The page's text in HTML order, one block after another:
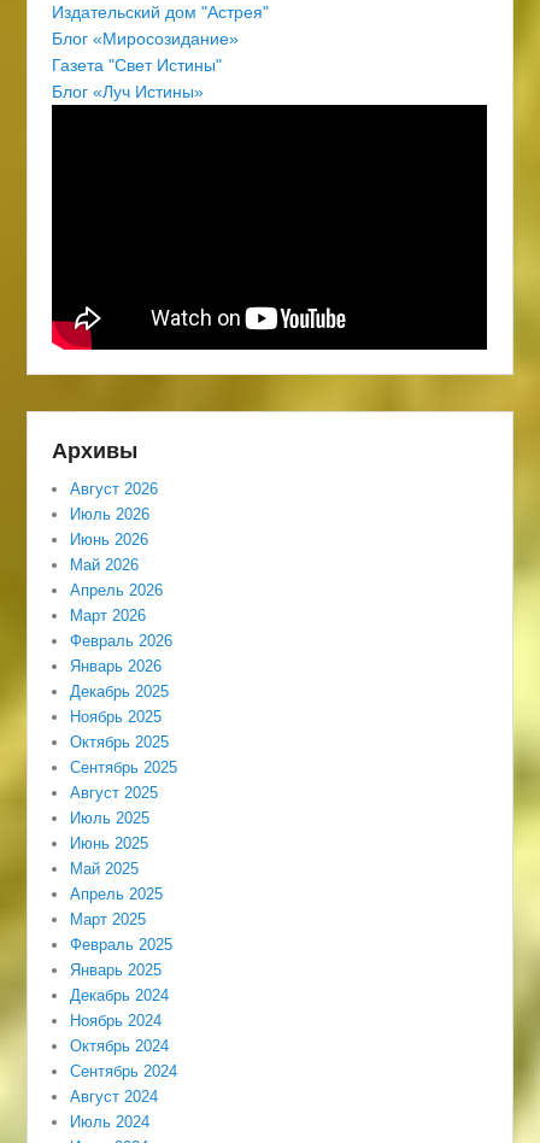
Издательский дом "Астрея"
Блог «Миросозидание»
Газета "Свет Истины"
Блог «Луч Истины»
Архивы
Август 2026
Июль 2026
Июнь 2026
Май 2026
Апрель 2026
Март 2026
Февраль 2026
Январь 2026
Декабрь 2025
Ноябрь 2025
Октябрь 2025
Сентябрь 2025
Август 2025
Июль 2025
Июнь 2025
Май 2025
Апрель 2025
Март 2025
Февраль 2025
Январь 2025
Декабрь 2024
Ноябрь 2024
Октябрь 2024
Сентябрь 2024
Август 2024
Июль 2024